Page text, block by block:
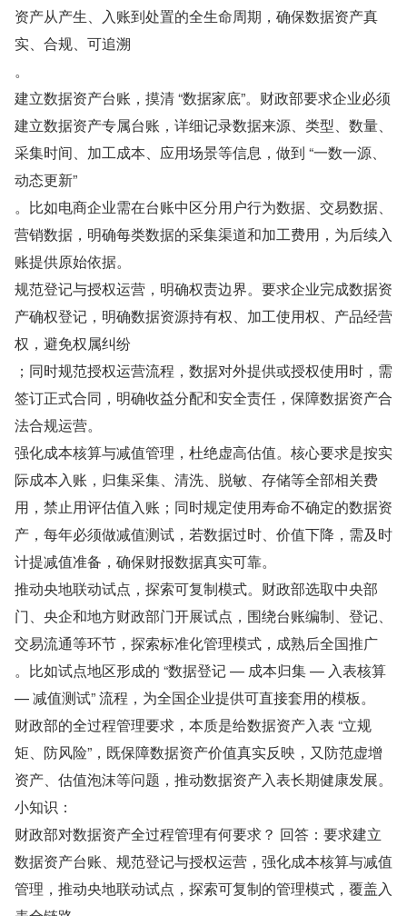
资产从产生、入账到处置的全生命周期，确保数据资产真
实、合规、可追溯
。
建立数据资产台账，摸清 “数据家底”。财政部要求企业必须
建立数据资产专属台账，详细记录数据来源、类型、数量、
采集时间、加工成本、应用场景等信息，做到 “一数一源、
动态更新”
。比如电商企业需在台账中区分用户行为数据、交易数据、
营销数据，明确每类数据的采集渠道和加工费用，为后续入
账提供原始依据。
规范登记与授权运营，明确权责边界。要求企业完成数据资
产确权登记，明确数据资源持有权、加工使用权、产品经营
权，避免权属纠纷
；同时规范授权运营流程，数据对外提供或授权使用时，需
签订正式合同，明确收益分配和安全责任，保障数据资产合
法合规运营。
强化成本核算与减值管理，杜绝虚高估值。核心要求是按实
际成本入账，归集采集、清洗、脱敏、存储等全部相关费
用，禁止用评估值入账；同时规定使用寿命不确定的数据资
产，每年必须做减值测试，若数据过时、价值下降，需及时
计提减值准备，确保财报数据真实可靠。
推动央地联动试点，探索可复制模式。财政部选取中央部
门、央企和地方财政部门开展试点，围绕台账编制、登记、
交易流通等环节，探索标准化管理模式，成熟后全国推广
。比如试点地区形成的 “数据登记 — 成本归集 — 入表核算
— 减值测试” 流程，为全国企业提供可直接套用的模板。
财政部的全过程管理要求，本质是给数据资产入表 “立规
矩、防风险”，既保障数据资产价值真实反映，又防范虚增
资产、估值泡沫等问题，推动数据资产入表长期健康发展。
小知识：
财政部对数据资产全过程管理有何要求？ 回答：要求建立
数据资产台账、规范登记与授权运营，强化成本核算与减值
管理，推动央地联动试点，探索可复制的管理模式，覆盖入